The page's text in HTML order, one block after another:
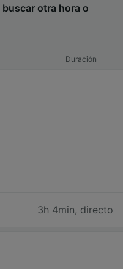
otra hora o
Duración
3h 4min, directo